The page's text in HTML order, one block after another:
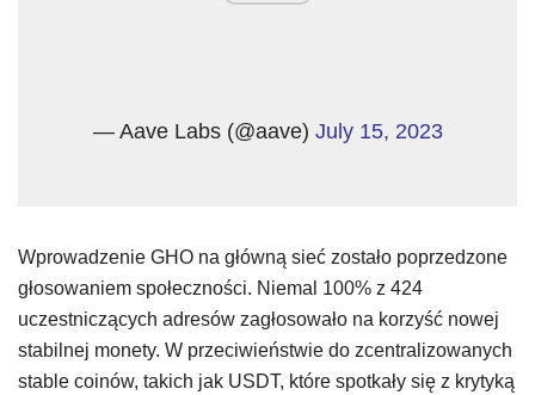
— Aave Labs (@aave) July 15, 2023
Wprowadzenie GHO na główną sieć zostało poprzedzone
głosowaniem społeczności. Niemal 100% z 424
uczestniczących adresów zagłosowało na korzyść nowej
stabilnej monety. W przeciwieństwie do zcentralizowanych
stable coinów, takich jak USDT, które spotkały się z krytyką